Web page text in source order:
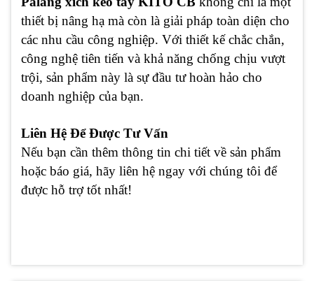
thiết bị nâng hạ mà còn là giải pháp toàn diện cho
các nhu cầu công nghiệp. Với thiết kế chắc chắn,
công nghệ tiên tiến và khả năng chống chịu vượt
trội, sản phẩm này là sự đầu tư hoàn hảo cho
doanh nghiệp của bạn.
Liên Hệ Để Được Tư Vấn
Nếu bạn cần thêm thông tin chi tiết về sản phẩm
hoặc báo giá, hãy liên hệ ngay với chúng tôi để
được hỗ trợ tốt nhất!